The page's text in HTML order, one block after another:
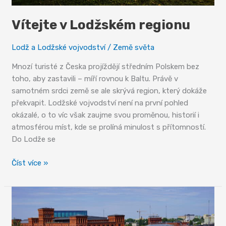
Vítejte v Lodžském regionu
Lodž a Lodžské vojvodství/ Země světa
Mnozí turisté z Česka projíždějí středním Polskem bez
toho, aby zastavili – míří rovnou k Baltu. Právě v
samotném srdci země se ale skrývá region, který dokáže
překvapit. Lodžské vojvodství není na první pohled
okázalé, o to víc však zaujme svou proměnou, historií i
atmosférou míst, kde se prolíná minulost s přítomností.
Do Lodže se
Vítejte
Lodžském
Číst více »